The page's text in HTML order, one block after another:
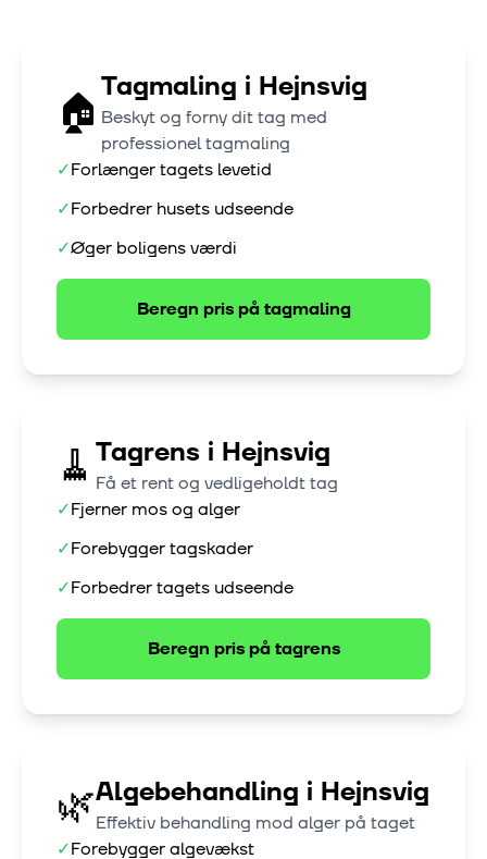
🏠 Tagmaling i Hejnsvig
Beskyt og forny dit tag med
professionel tagmaling
✓Forlænger tagets levetid
✓Forbedrer husets udseende
✓Øger boligens værdi
Beregn pris påtagmaling
🧹 Tagrens i Hejnsvig
Få et rent og vedligeholdt tag
✓Fjerner mos og alger
✓Forebygger tagskader
✓Forbedrer tagets udseende
Beregn pris påtagrens
🌿Algebehandling i Hejnsvig
Effektiv behandling mod alger på taget
✓Forebygger algevækst